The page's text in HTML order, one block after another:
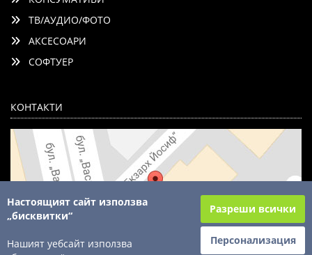
ТВ/АУДИО/ФОТО
АКСЕСОАРИ
СОФТУЕР
КОНТАКТИ
Настоящият сайт използва
„бисквитки“
Нашият уебсайт използва
Разреши всички
Персонализация